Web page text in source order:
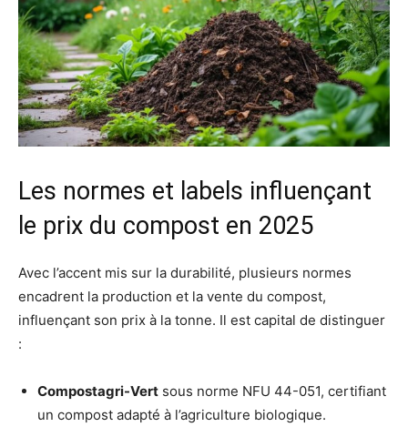
Les normes et labels influençant
le prix du compost en 2025
Avec l’accent mis sur la durabilité, plusieurs normes
encadrent la production et la vente du compost,
influençant son prix à la tonne. Il est capital de distinguer
:
Compostagri-Vert sous norme NFU 44-051, certifiant
un compost adapté à l’agriculture biologique.